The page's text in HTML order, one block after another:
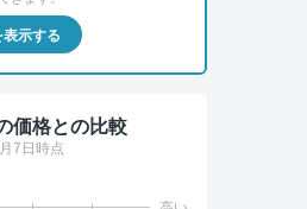
示する
価格との比較
7日時点